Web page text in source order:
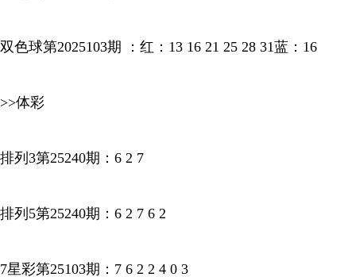
双色球第2025103期 ：红：13 16 21 25 28 31蓝：16
>>体彩
排列3第25240期：6 2 7
排列5第25240期：6 2 7 6 2
7星彩第25103期：7 6 2 2 4 0 3